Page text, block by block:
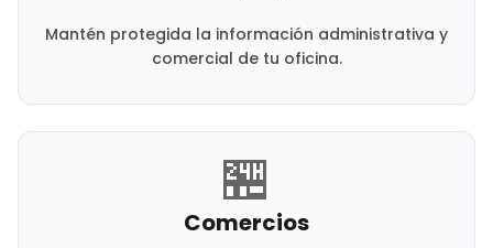
Mantén protegida la información administrativa y
comercial de tu oficina.
🏪
Comercios